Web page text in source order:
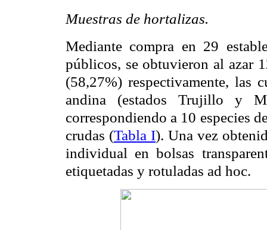
Muestras de hortalizas.
Mediante compra en 29
públicos, se obtuvieron al azar
(58,27%) respectivamente, las
andina (estados Trujillo y
correspondiendo a 10 especies
crudas (Tabla I). Una vez
individual en bolsas
etiquetadas y rotuladas ad hoc.